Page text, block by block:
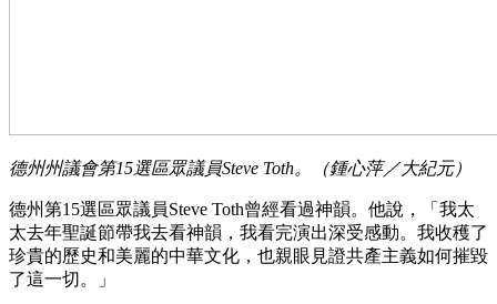
德州州議會第15選區眾議員Steve Toth。（鍾心萍／大紀元）
德州第15選區眾議員Steve Toth曾經看過神韻。他說，「我太
太去年聖誕節帶我去看神韻，我看完演出深受感動。我收穫了
珍貴的歷史和美麗的中華文化，也親眼見證共產主義如何摧毀
了這一切。」